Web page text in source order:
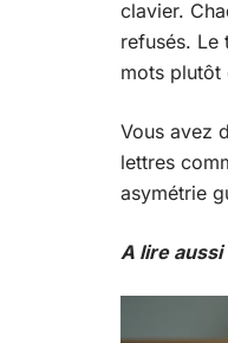
clavier.
refusés. Le
mots plutôt
Vous avez
lettres
asymétrie
A lire aussi